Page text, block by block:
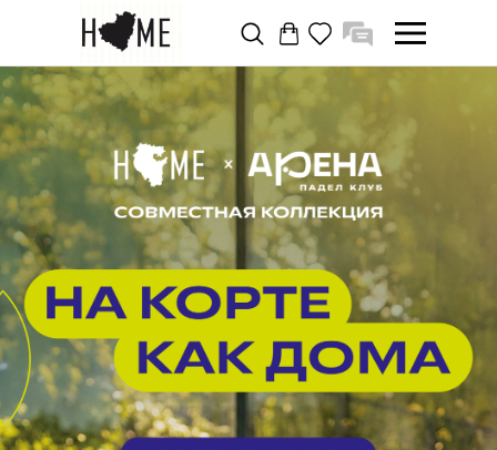
Посмотреть все скидки